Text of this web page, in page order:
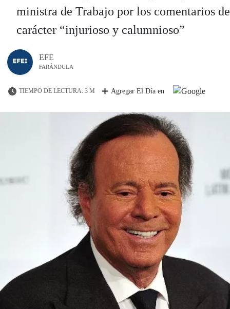
ministra de Trabajo por los comentarios de
carácter “injurioso y calumnioso”
EFE
FARÁNDULA
TIEMPO DE LECTURA: 3 M Agregar El Día en